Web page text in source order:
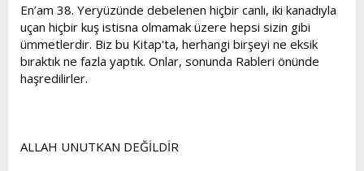
En’am 38. Yeryüzünde debelenen hiçbir canlı, iki kanadıyla
uçan hiçbir kuş istisna olmamak üzere hepsi sizin gibi
ümmetlerdir. Biz bu Kitap'ta, herhangi birşeyi ne eksik
bıraktık ne fazla yaptık. Onlar, sonunda Rableri önünde
haşredilirler.
ALLAH UNUTKAN DEĞİLDİR